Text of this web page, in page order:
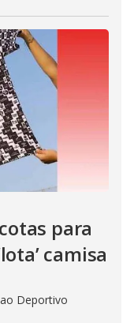
para
camisa
Deportivo